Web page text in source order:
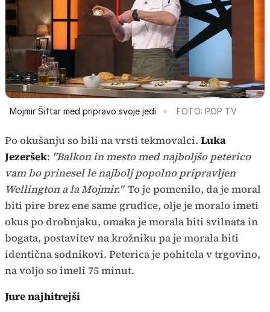
Mojmir Šiftar med pripravo svoje jedi FOTO: POP TV
Po okušanju so bili na vrsti tekmovalci. Luka
Jezeršek: "Balkon in mesto med najboljšo peterico
vam bo prinesel le najbolj popolno pripravljen
Wellington a la Mojmir." To je pomenilo, da je moral
biti pire brez ene same grudice, olje je moralo imeti
okus po drobnjaku, omaka je morala biti svilnata in
bogata, postavitev na krožniku pa je morala biti
identična sodnikovi. Peterica je pohitela v trgovino,
na voljo so imeli 75 minut.
Jure najhitrejši